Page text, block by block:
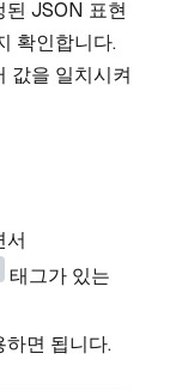
된 JSON 표현
확인합니다.
값을 일치시켜
서
태그가 있는
하면 됩니다.